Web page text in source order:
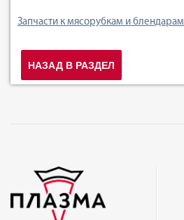
Запчасти к мясорубкам и блендарам
НАЗАД В РАЗДЕЛ